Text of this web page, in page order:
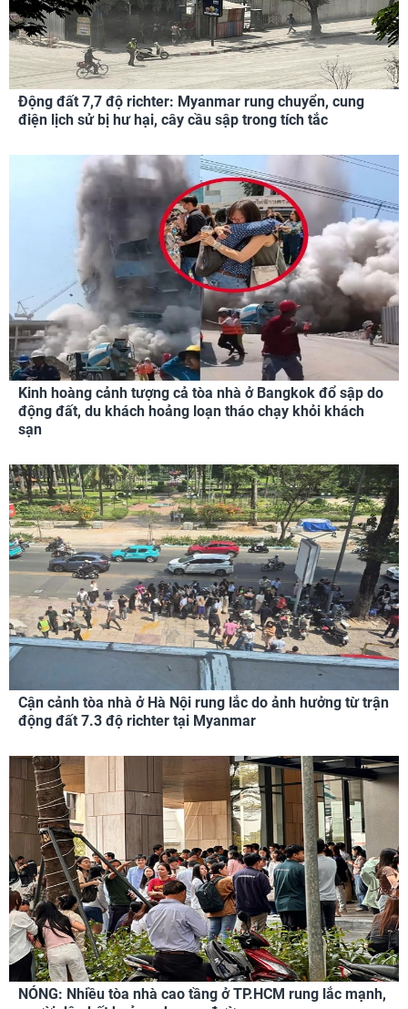
Động đất 7,7 độ richter: Myanmar rung chuyển, cung
điện lịch sử bị hư hại, cây cầu sập trong tích tắc
Kinh hoàng cảnh tượng cả tòa nhà ở Bangkok đổ sập do
động đất, du khách hoảng loạn tháo chạy khỏi khách
sạn
Cận cảnh tòa nhà ở Hà Nội rung lắc do ảnh hưởng từ trận
động đất 7.3 độ richter tại Myanmar
NÓNG: Nhiều tòa nhà cao tầng ở TP.HCM rung lắc mạnh,